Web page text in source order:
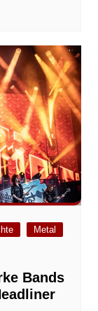
Metal
Bands